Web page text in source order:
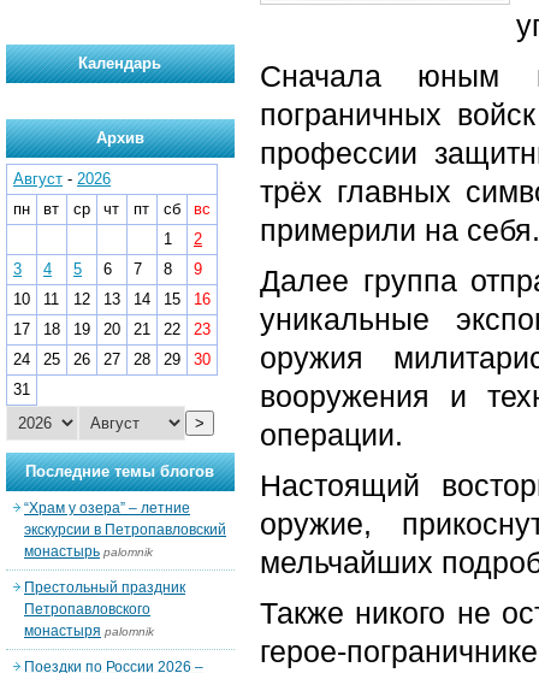
Сначала юным
пограничных
профессии
трёх главных
примерили на себя.
Далее группа
уникальные
оружия
вооружения и
операции.
Настоящий
оружие,
мельчайших
Также никого не
герое-
Календарь
Архив
Август - 2026
пн
вт ср чт пт сб
вс
1
2
3
4 5 6 7 8
9
10
11 12 13 14 15
16
17
18 19 20 21 22
23
24
25 26 27 28 29
30
31
>
Последние темы блогов
“Храм у озера” – летние
экскурсии в Петропавловский
монастырь palomnik
Престольный праздник
Петропавловского
монастыря palomnik
Поездки по России 2026 –